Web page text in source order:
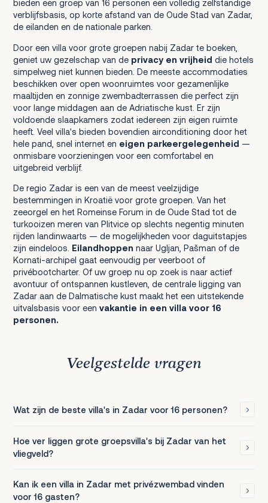
bieden een groep van 16 personen een volledig zelfstandige
verblijfsbasis, op korte afstand van de Oude Stad van Zadar,
de eilanden en de nationale parken.
Door een villa voor grote groepen nabij Zadar te boeken,
geniet uw gezelschap van de privacy en vrijheid die hotels
simpelweg niet kunnen bieden. De meeste accommodaties
beschikken over open woonruimtes voor gezamenlijke
maaltijden en zonnige zwembadterrassen die perfect zijn
voor lange middagen aan de Adriatische kust. Er zijn
voldoende slaapkamers zodat iedereen zijn eigen ruimte
heeft. Veel villa's bieden bovendien airconditioning door het
hele pand, snel internet en eigen parkeergelegenheid —
onmisbare voorzieningen voor een comfortabel en
uitgebreid verblijf.
De regio Zadar is een van de meest veelzijdige
bestemmingen in Kroatië voor grote groepen. Van het
zeeorgel en het Romeinse Forum in de Oude Stad tot de
turkooizen meren van Plitvice op slechts negentig minuten
rijden landinwaarts — de mogelijkheden voor daguitstapjes
zijn eindeloos. Eilandhoppen naar Ugljan, Pašman of de
Kornati-archipel gaat eenvoudig per veerboot of
privébootcharter. Of uw groep nu op zoek is naar actief
avontuur of ontspannen kustleven, de centrale ligging van
Zadar aan de Dalmatische kust maakt het een uitstekende
uitvalsbasis voor een vakantie in een villa voor 16
personen.
Veelgestelde vragen
Wat zijn de beste villa's in Zadar voor 16 personen?
Hoe ver liggen grote groepsvilla's bij Zadar van het
vliegveld?
Kan ik een villa in Zadar met privézwembad vinden
voor 16 gasten?